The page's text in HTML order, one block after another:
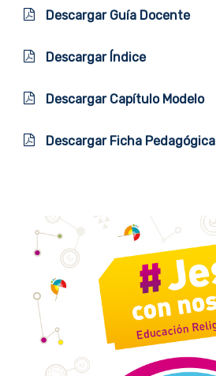
Descargar Guía Docente
Descargar Índice
Descargar Capítulo Modelo
Descargar Ficha Pedagógica